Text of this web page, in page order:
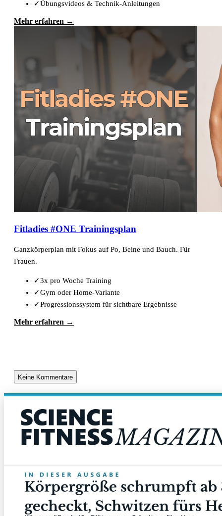
✓Übungsvideos & Technik-Anleitungen
Mehr erfahren →
Fitladies #ONE Trainingsplan
Ganzkörperplan mit Fokus auf Po, Beine und Bauch. Für
Frauen.
✓3x pro Woche Training
✓Gym oder Home-Variante
✓Progressionssystem für sichtbare Ergebnisse
Mehr erfahren →
Keine Kommentare